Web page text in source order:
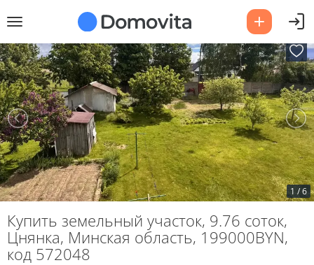
1 /6
Купить земельный участок, 9.76 соток,
Цнянка, Минская область, 199000BYN,
код 572048